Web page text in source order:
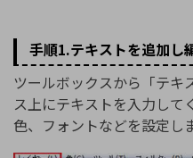
手順1.テキストを追加し
ツールボックスから「テキ
ス上にテキストを入力して
色、フォントなどを設定し